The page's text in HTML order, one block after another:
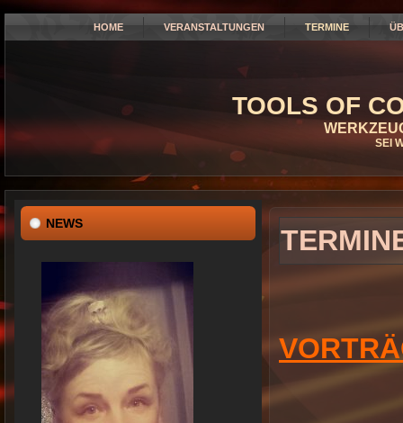
HOME VERANSTALTUNGEN TERMINE
TOOLS OF
SEI
NEWS